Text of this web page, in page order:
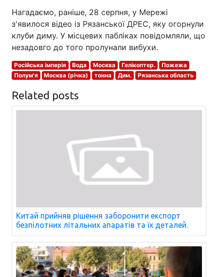
Нагадаємо, раніше, 28 серпня, у Мережі
з'явилося відео із Рязанської ДРЕС, яку огорнули
клуби диму. У місцевих пабліках повідомляли, що
незадовго до того пролунали вибухи.
Російська імперія Вода Москва Гелікоптер.
Пожежа
Полум'я
Москва (річка) тонна Дим. Рязанська область
Related posts
Китай прийняв рішення заборонити експорт
безпілотних літальних апаратів та їх деталей.